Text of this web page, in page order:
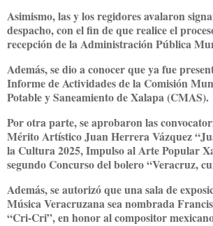
Asimismo, las y los regidores avalaron
despacho, con el fin de que realice el
recepción de la Administración Pública
Además, se dio a conocer que ya fue
Informe de Actividades de la Comisión
Potable y Saneamiento de Xalapa (CMAS).
Por otra parte, se aprobaron las
Mérito Artístico Juan Herrera Vázquez
la Cultura 2025, Impulso al Arte Popular
segundo Concurso del bolero “Veracruz,
Además, se autorizó que una sala de
Música Veracruzana sea nombrada
“Cri-Cri”, en honor al compositor